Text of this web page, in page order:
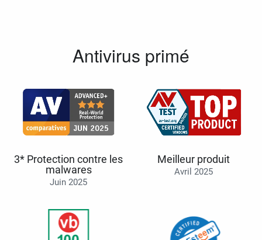
Antivirus primé
3* Protection contre les
malwares
Juin 2025
Meilleur produit
Avril 2025